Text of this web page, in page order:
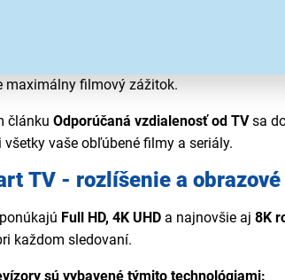
maximálny filmový zážitok.
článku Odporúčaná vzdialenosť od TVsa
vaše obľúbené filmy a seriály.
TV - rozlíšenie a
Full HD, 4K UHD a najnovšie aj 8K
každom sledovaní.
sú vybavené týmito technológiami: